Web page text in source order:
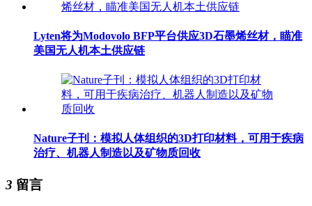
Lyten将为Modovolo BFP平台供应3D石墨烯丝材，瞄准
美国无人机本土供应链
Nature子刊：模拟人体组织的3D打印材料，可用于疾病
治疗、机器人制造以及矿物质回收
3 留言